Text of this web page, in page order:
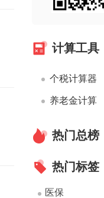
计算工具
个税计算器
养老金计算
热门总榜
热门标签
医保